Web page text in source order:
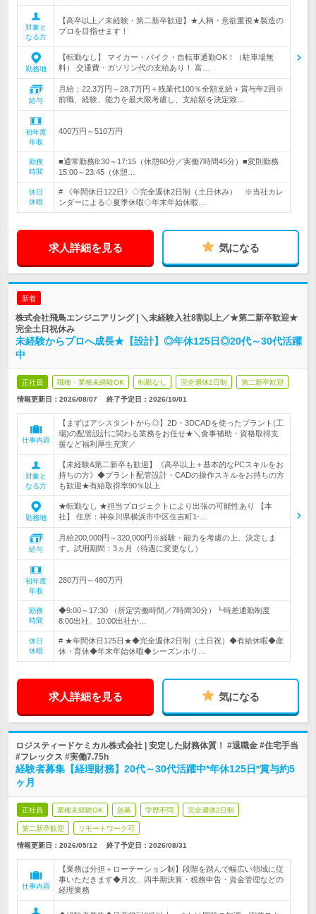
対象と
なる方
【高卒以上／未経験・第二新卒歓迎】★人柄・意欲重視★製造の
プロを目指せます！
勤務地
【転勤なし】 マイカー・バイク・自転車通勤OK！（駐車場無
料） 交通費・ガソリン代の支給あり！ 富…
給与
月給：22.3万円～28.7万円＋残業代100％全額支給＋賞与年2回※
前職、経験、能力を最大限考慮し、支給額を決定致…
初年度
年収
400万円～510万円
勤務
時間
■通常勤務8:30～17:15（休憩60分／実働7時間45分）■変則勤務
15:00～23:45（休憩…
休日
休暇
# 《年間休日122日》◇完全週休2日制（土日休み） ※当社カレ
ンダーによる◇夏季休暇◇年末年始休暇…
求人詳細を見る 気になる
新着
株式会社飛鳥エンジニアリング | ＼未経験入社8割以上／★第二新卒歓迎★
完全土日祝休み
未経験からプロへ成長★【設計】◎年休125日◎20代～30代活躍
中
正社員 職種・業種未経験OK 転勤なし 完全週休2日制 第二新卒歓迎
情報更新日：2026/08/07 終了予定日： 2026/10/01
仕事内容
【まずはアシスタントから◎】2D・3DCADを使ったプラント(工
場)の配管設計に関わる業務をお任せ★＼食事補助・資格取得支
援など福利厚生充実／
対象と
なる方
【未経験&第二新卒も歓迎】《高卒以上＋基本的なPCスキルをお
持ちの方》◆プラント配管設計・CADの操作スキルをお持ちの方
も歓迎★有給取得率90％以上
勤務地
★転勤なし ★担当プロジェクトにより出張の可能性あり 【本
社】 住所：神奈川県横浜市中区住吉町1-…
給与
月給200,000円～320,000円※経験・能力を考慮の上、決定しま
す。試用期間：3ヵ月（待遇に変更なし）
初年度
年収
280万円～480万円
勤務
時間
◆9:00～17:30 （所定労働時間／7時間30分）┗時差通勤制度
8:00出社、10:00出社か…
休日
休暇
# ★年間休日125日★◆完全週休2日制（土日祝）◆有給休暇◆産
休・育休◆年末年始休暇◆シーズンホリ…
求人詳細を見る 気になる
ロジスティードケミカル株式会社 | 安定した財務体質！ #退職金 #住宅手当
#フレックス #実働7.75h
経験者募集【経理財務】20代～30代活躍中*年休125日*賞与約5
ヶ月
正社員 業種未経験OK 急募 学歴不問 完全週休2日制
第二新卒歓迎 リモートワーク可
情報更新日：2026/05/12 終了予定日： 2026/08/31
仕事内容
【業務は分担＋ローテーション制】段階を踏んで幅広い領域に従
事いただきます◆月次、四半期決算・税務申告・資金管理などの
経理業務